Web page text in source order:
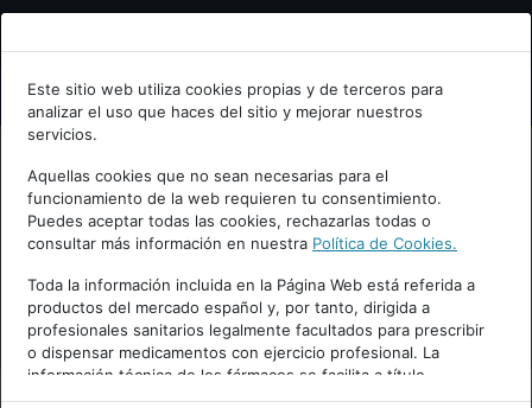
Bienvenid@ a psiquiatria.com
Escribe tu Email
Accede o regístrate con tu email.
Cancelar
Este sitio web utiliza cookies propias y de terceros para
analizar el uso que haces del sitio y mejorar nuestros
servicios.
Aquellas cookies que no sean necesarias para el
funcionamiento de la web requieren tu consentimiento.
Puedes aceptar todas las cookies, rechazarlas todas o
consultar más información en nuestra Política de Cookies.
Toda la información incluida en la Página Web está referida a
productos del mercado español y, por tanto, dirigida a
profesionales sanitarios legalmente facultados para prescribir
o dispensar medicamentos con ejercicio profesional. La
información técnica de los fármacos se facilita a título
meramente informativo, siendo responsabilidad de los